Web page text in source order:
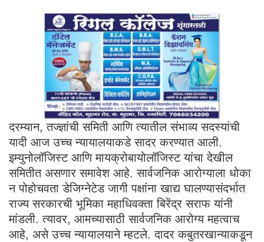
दरम्यान, तज्ज्ञांची समिती आणि त्यातील संभाव्य सदस्यांची
यादी आज उच्च न्यायालयाकडे सादर करण्यात आली.
इम्युनोलॉजिस्ट आणि मायक्रोबायोलॉजिस्ट यांचा देखील
समितीत असणार समावेश आहे. सार्वजनिक आरोग्याला धोका
न पोहोचवता डेजिग्नेटेड जागी पक्षांना खाद्य घालण्यासंदर्भात
राज्य सरकारची भूमिका महाधिवक्ता बिरेंद्र सराफ यांनी
मांडली. त्यावर, आमच्यासाठी सार्वजनिक आरोग्य महत्वाच
आहे, असे उच्च न्यायालयाने म्हटले. दादर कबुतरखान्याकडून